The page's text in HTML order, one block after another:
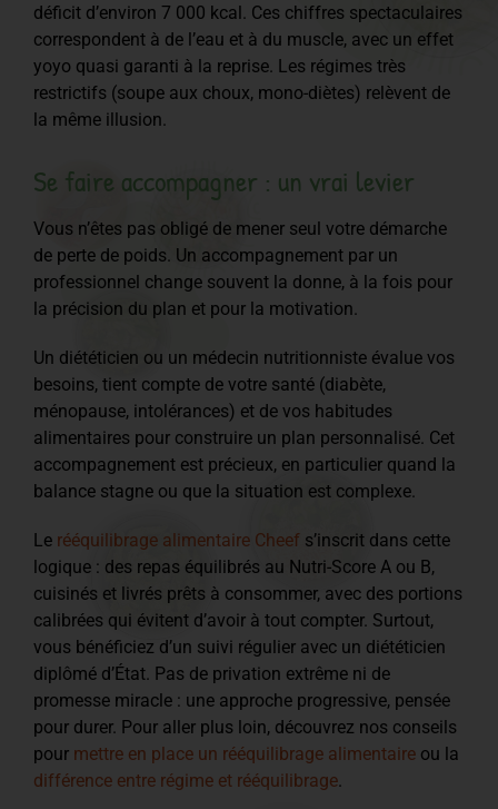
déficit d’environ 7 000 kcal. Ces chiffres spectaculaires
correspondent à de l’eau et à du muscle, avec un effet
yoyo quasi garanti à la reprise. Les régimes très
restrictifs (soupe aux choux, mono-diètes) relèvent de
la même illusion.
Se faire accompagner : un vrai levier
Vous n’êtes pas obligé de mener seul votre démarche
de perte de poids. Un accompagnement par un
professionnel change souvent la donne, à la fois pour
la précision du plan et pour la motivation.
Un diététicien ou un médecin nutritionniste évalue vos
besoins, tient compte de votre santé (diabète,
ménopause, intolérances) et de vos habitudes
alimentaires pour construire un plan personnalisé. Cet
accompagnement est précieux, en particulier quand la
balance stagne ou que la situation est complexe.
Le rééquilibrage alimentaire Cheef s’inscrit dans cette
logique : des repas équilibrés au Nutri-Score A ou B,
cuisinés et livrés prêts à consommer, avec des portions
calibrées qui évitent d’avoir à tout compter. Surtout,
vous bénéficiez d’un suivi régulier avec un diététicien
diplômé d’État. Pas de privation extrême ni de
promesse miracle : une approche progressive, pensée
pour durer. Pour aller plus loin, découvrez nos conseils
pour mettre en place un rééquilibrage alimentaire ou la
différence entre régime et rééquilibrage.